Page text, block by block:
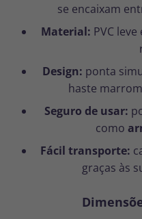
se encaixam
Material: PVC
Design: ponta
haste
Seguro de usar:
como
Fácil transporte:
graças às